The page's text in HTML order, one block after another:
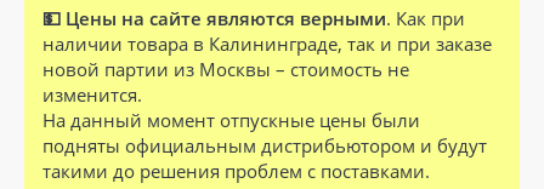
💵 Цены на сайте являются верными. Как при
наличии товара в Калининграде, так и при заказе
новой партии из Москвы – стоимость не
изменится.
На данный момент отпускные цены были
подняты официальным дистрибьютором и будут
такими до решения проблем с поставками.